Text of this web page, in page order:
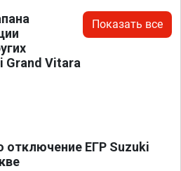
Grand Vitara
Показать все
отключение ЕГР Suzuki